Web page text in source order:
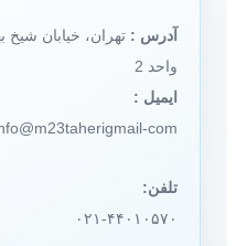
آدرس :
واحد 2
ایمیل :
info@m23taherigmail-com
تلفن:
۰۲۱-۴۴۰۱۰۵۷۰